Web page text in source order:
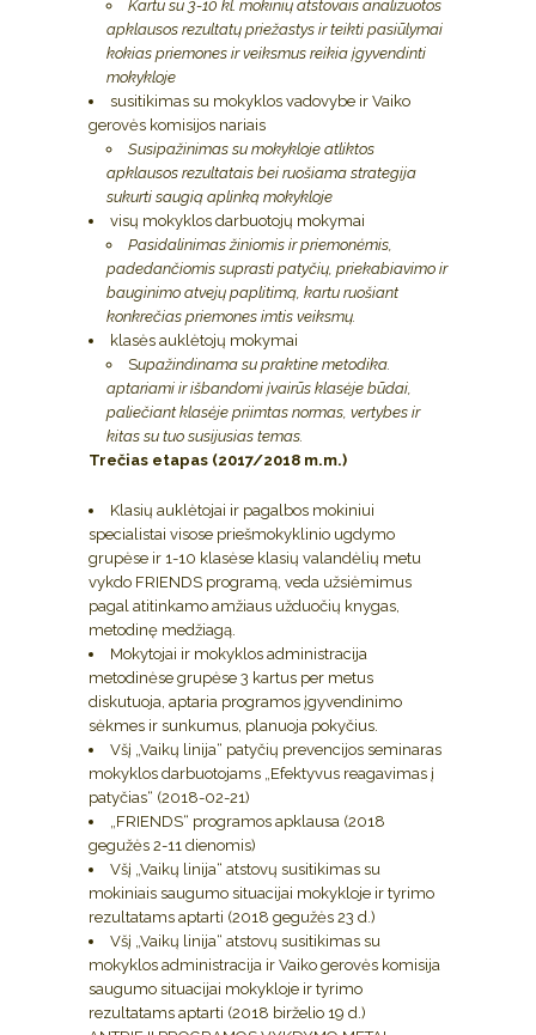
Kartu su 3-10 kl. mokinių atstovais analizuotos
apklausos rezultatų priežastys ir teikti pasiūlymai
kokias priemones ir veiksmus reikia įgyvendinti
mokykloje
susitikimas su mokyklos vadovybe ir Vaiko
gerovės komisijos nariais
Susipažinimas su mokykloje atliktos
apklausos rezultatais bei ruošiama strategija
sukurti saugią aplinką mokykloje
visų mokyklos darbuotojų mokymai
Pasidalinimas žiniomis ir priemonėmis,
padedančiomis suprasti patyčių, priekabiavimo ir
bauginimo atvejų paplitimą, kartu ruošiant
konkrečias priemones imtis veiksmų.
klasės auklėtojų mokymai
Supažindinama su praktine metodika.
aptariami ir išbandomi įvairūs klasėje būdai,
paliečiant klasėje priimtas normas, vertybes ir
kitas su tuo susijusias temas.
Trečias etapas (2017/2018 m.m.)
Klasių auklėtojai ir pagalbos mokiniui
specialistai visose priešmokyklinio ugdymo
grupėse ir 1-10 klasėse klasių valandėlių metu
vykdo FRIENDS programą, veda užsiėmimus
pagal atitinkamo amžiaus užduočių knygas,
metodinę medžiagą.
Mokytojai ir mokyklos administracija
metodinėse grupėse 3 kartus per metus
diskutuoja, aptaria programos įgyvendinimo
sėkmes ir sunkumus, planuoja pokyčius.
Všį „Vaikų linija“ patyčių prevencijos seminaras
mokyklos darbuotojams „Efektyvus reagavimas į
patyčias“ (2018-02-21)
„FRIENDS“ programos apklausa (2018
gegužės 2-11 dienomis)
Všį „Vaikų linija“ atstovų susitikimas su
mokiniais saugumo situacijai mokykloje ir tyrimo
rezultatams aptarti (2018 gegužės 23 d.)
Všį „Vaikų linija“ atstovų susitikimas su
mokyklos administracija ir Vaiko gerovės komisija
saugumo situacijai mokykloje ir tyrimo
rezultatams aptarti (2018 birželio 19 d.)